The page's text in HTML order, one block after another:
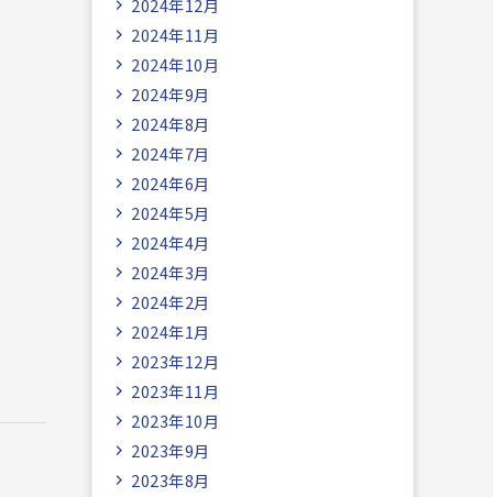
2024年12月
2024年11月
2024年10月
2024年9月
2024年8月
2024年7月
2024年6月
2024年5月
2024年4月
2024年3月
2024年2月
2024年1月
2023年12月
2023年11月
2023年10月
2023年9月
2023年8月